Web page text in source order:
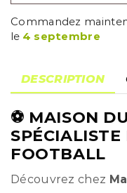
Commandez
le 4 septembre
DESCRIPTION
⚽ MAISON
FOOTBALL
Découvrez chez